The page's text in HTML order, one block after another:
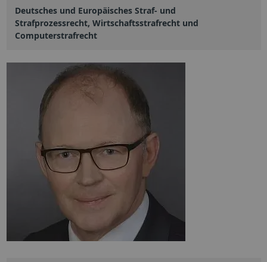
Deutsches und Europäisches Straf- und
Strafprozessrecht, Wirtschaftsstrafrecht und
Computerstrafrecht